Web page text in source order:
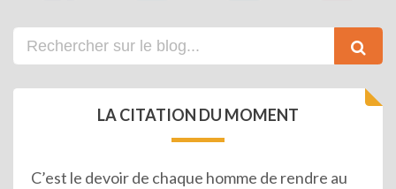
LA CITATION DU MOMENT
C’est le devoir de chaque homme de rendre au